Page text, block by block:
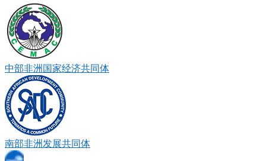
中部非洲国家经济共同体
南部非洲发展共同体